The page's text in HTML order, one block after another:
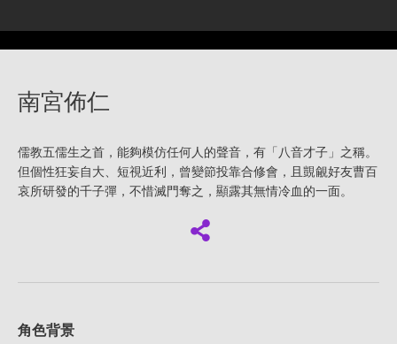
南宮佈仁
儒教五儒生之首，能夠模仿任何人的聲音，有「八音才子」之稱。
但個性狂妄自大、短視近利，曾變節投靠合修會，且覬覦好友曹百
哀所研發的千子彈，不惜滅門奪之，顯露其無情冷血的一面。
角色背景